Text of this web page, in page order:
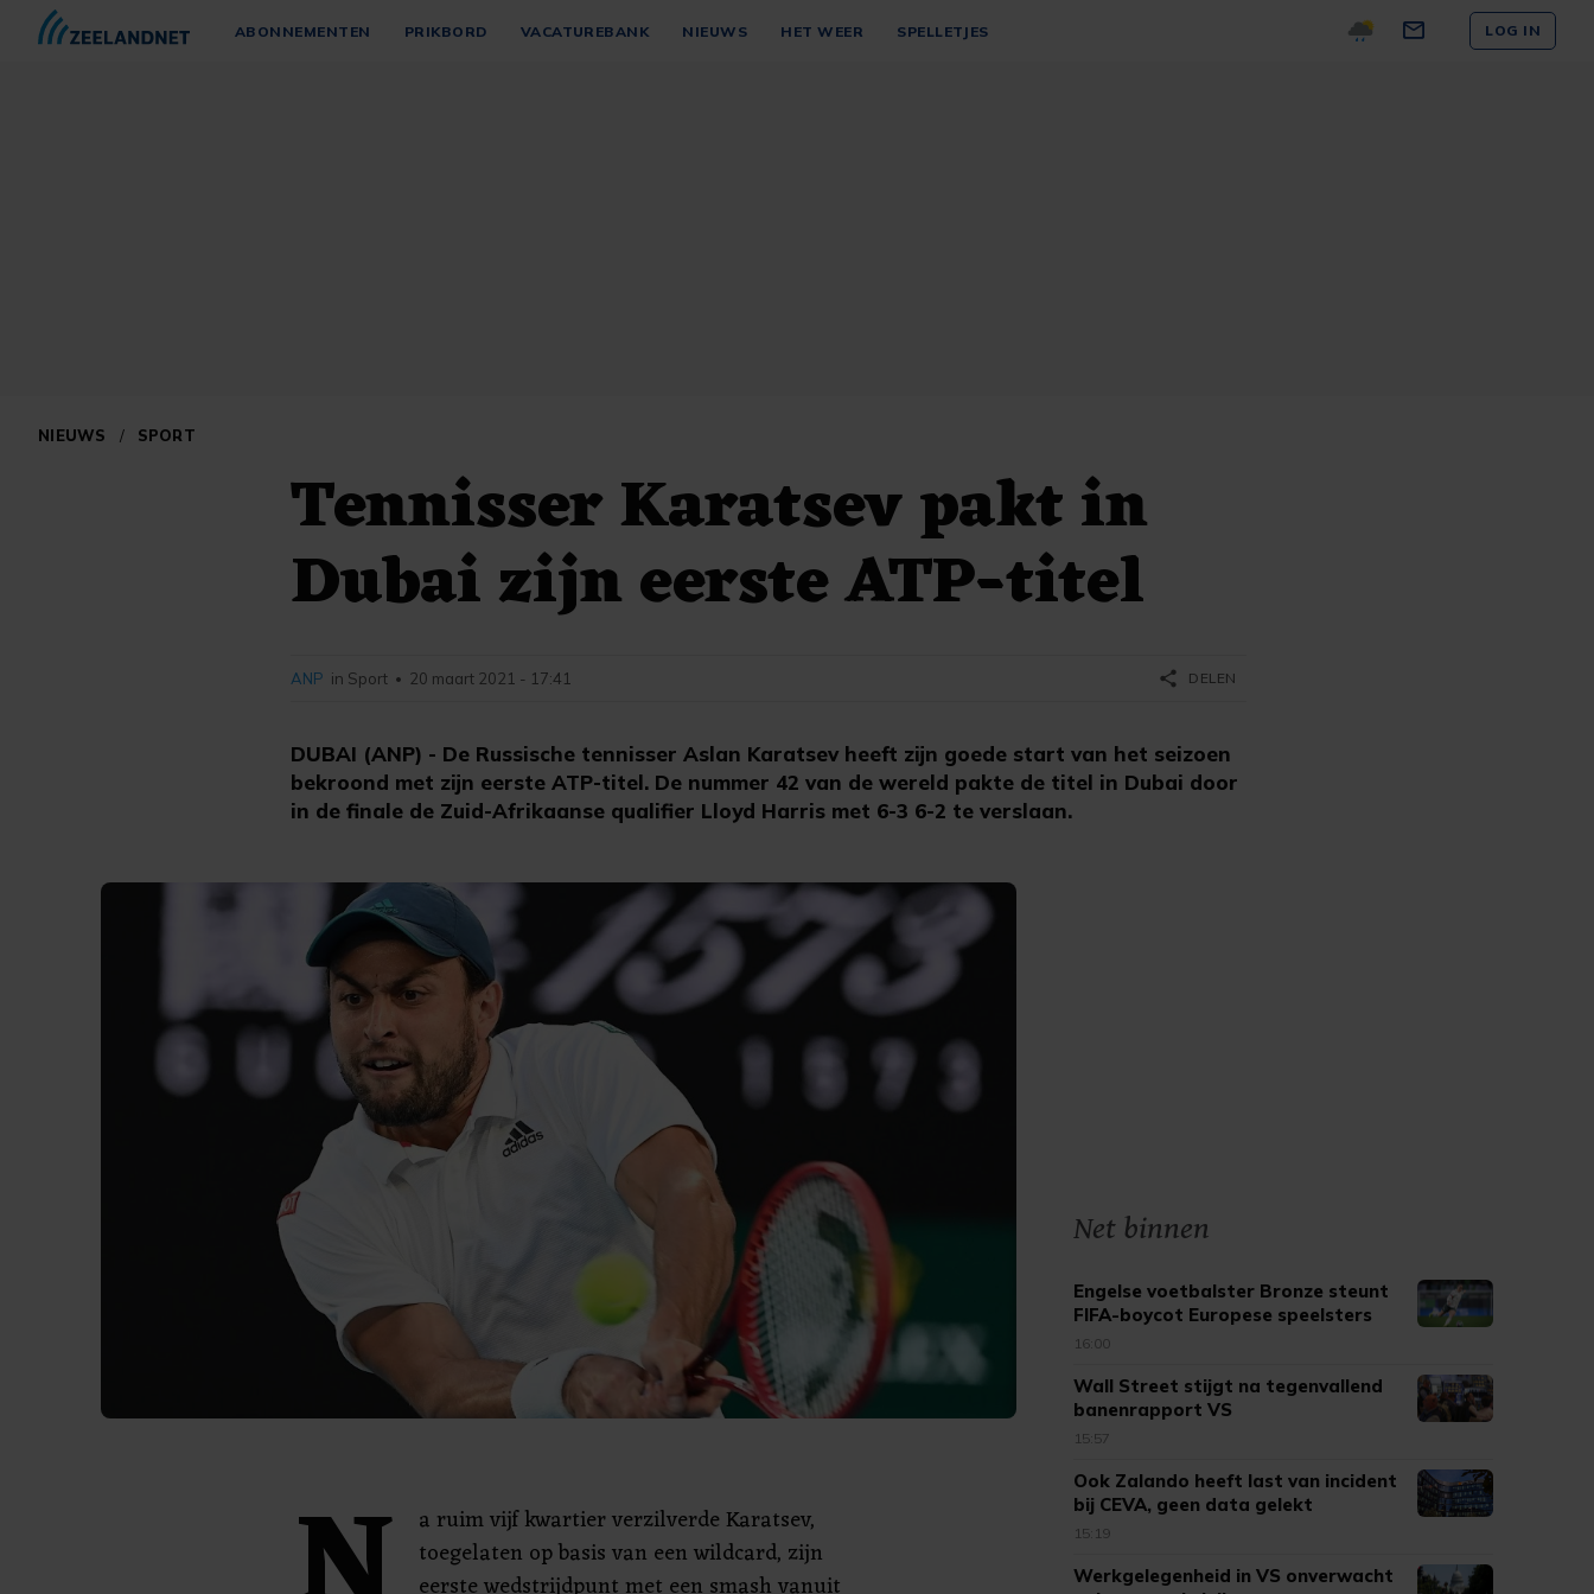
ABONNEMENTEN PRIKBORD VACATUREBANK NIEUWS HET WEER SPELLETJES LOG IN
NIEUWS / SPORT
Tennisser Karatsev pakt in
Dubai zijn eerste ATP-titel
DUBAI (ANP) - De Russische tennisser Aslan Karatsev heeft zijn goede start van het seizoen
bekroond met zijn eerste ATP-titel. De nummer 42 van de wereld pakte de titel in Dubai door
in de finale de Zuid-Afrikaanse qualifier Lloyd Harris met 6-3 6-2 te verslaan.
ANP in Sport • 20 maart 2021 - 17:41 share DELEN
a ruim vijf kwartier verzilverde Karatsev,
toegelaten op basis van een wildcard, zijn
Net binnen
Engelse voetbalster Bronze steunt
FIFA-boycot Europese speelsters
16:00
Wall Street stijgt na tegenvallend
banenrapport VS
15:57
Ook Zalando heeft last van incident
bij CEVA, geen data gelekt
15:19
Werkgelegenheid in VS onverwacht